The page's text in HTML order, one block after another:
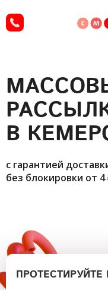
В
с гарантией
без блокировки от 4